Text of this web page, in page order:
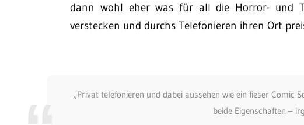
dann wohl eher was für all die Horror- und
verstecken und durchs Telefonieren ihren Ort
„Privat telefonieren und dabei aussehen wie ein fieser Comic-
beide Eigenschaften –